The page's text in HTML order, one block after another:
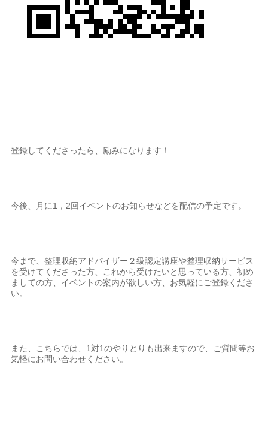
登録してくださったら、励みになります！
今後、月に1，2回イベントのお知らせなどを配信の予定です。
今まで、整理収納アドバイザー２級認定講座や整理収納サービス
を受けてくださった方、これから受けたいと思っている方、初め
ましての方、イベントの案内が欲しい方、お気軽にご登録くださ
い。
また、こちらでは、1対1のやりとりも出来ますので、ご質問等お
気軽にお問い合わせください。